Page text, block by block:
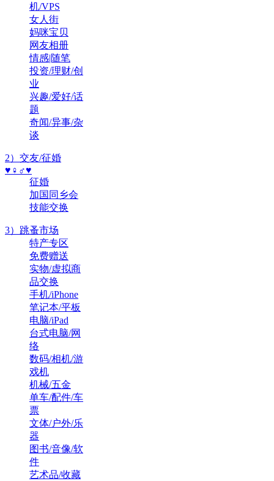
机/VPS
女人街
妈咪宝贝
网友相册
情感|随笔
投资/理财/创
业
兴趣/爱好/话
题
奇闻/异事/杂
谈
2）交友/征婚
♥♀♂♥
征婚
加国同乡会
技能交换
3）跳蚤市场
特产专区
免费赠送
实物/虚拟商
品交换
手机/iPhone
笔记本/平板
电脑/iPad
台式电脑/网
络
数码/相机/游
戏机
机械/五金
单车/配件/车
票
文体/户外/乐
器
图书/音像/软
件
艺术品/收藏